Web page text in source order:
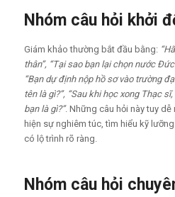
Nhóm câu hỏi khởi
Giám khảo thường bắt đầu bằng:
thân”, “Tại sao bạn lại chọn nước
“Bạn dự định nộp hồ sơ vào trường
tên là gì?”, “Sau khi học xong Thạc
bạn là gì?”. Những câu hỏi này tuy
hiện sự nghiêm túc, tìm hiểu kỹ
có lộ trình rõ ràng.
Nhóm câu hỏi